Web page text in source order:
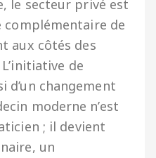
le secteur privé est
complémentaire de
aux côtés des
de
d’un changement
moderne n’est
; il devient
un